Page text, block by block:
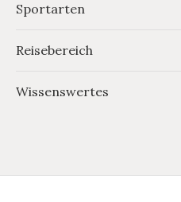
Sportarten
Reisebereich
Wissenswertes